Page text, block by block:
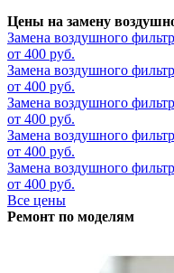
Цены на замену
Замена воздушного
от 400 руб.
Замена воздушного
от 400 руб.
Замена воздушного
от 400 руб.
Замена воздушного
от 400 руб.
Замена воздушного
от 400 руб.
Все цены
Ремонт по моделям